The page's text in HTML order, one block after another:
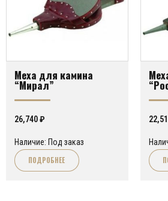
Меха для камина
“Мирал”
26,740₽
Наличие: Под заказ
ПОДРОБНЕЕ